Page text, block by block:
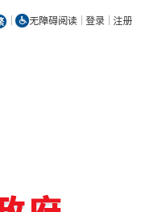
无障碍阅读 登录 注册